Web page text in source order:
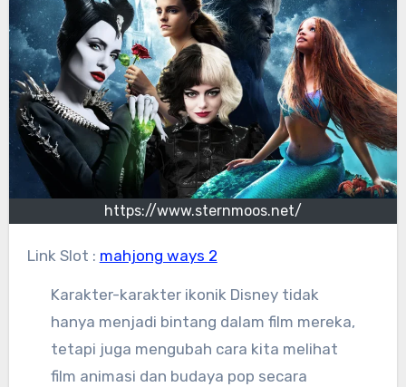
https://www.sternmoos.net/
Link Slot : mahjong ways 2
Karakter-karakter ikonik Disney tidak
hanya menjadi bintang dalam film mereka,
tetapi juga mengubah cara kita melihat
film animasi dan budaya pop secara